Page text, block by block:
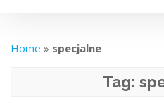
Home » specjalne
Tag: